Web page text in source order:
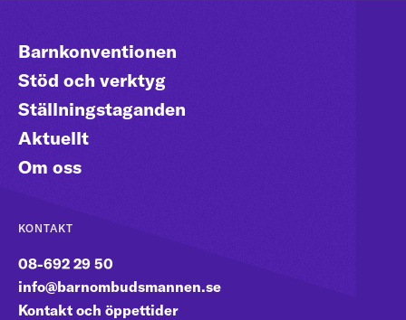
Barnkonventionen
Stöd och verktyg
Ställningstaganden
Aktuellt
Om oss
KONTAKT
08-692 29 50
info@barnombudsmannen.se
Kontakt och öppettider